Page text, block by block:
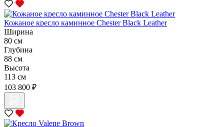
Кожаное кресло каминное Chester Black Leather
Ширина
80 см
Глубина
88 см
Высота
113 см
103 800 ₽